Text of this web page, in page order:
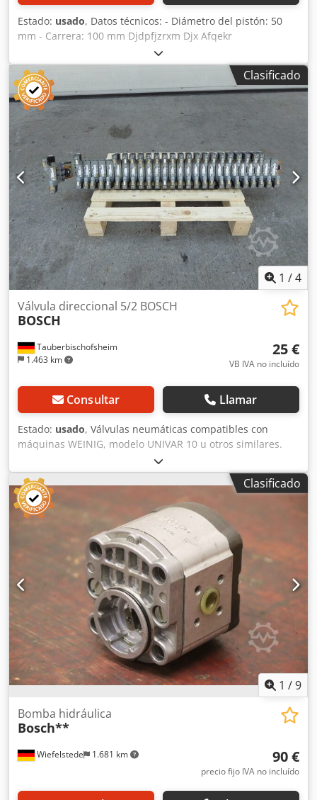
Estado: usado, Datos técnicos: - Diámetro del pistón: 50
mm - Carrera: 100 mm Djdpfjzrxm Djx Afqekr
Clasificado
1 /4
Tauberbischofsheim
1.463 km
Válvula direccional 5/2 BOSCH
BOSCH
25 €
VB IVA no incluído
Consultar Llamar
Estado: usado, Válvulas neumáticas compatibles con
máquinas WEINIG, modelo UNIVAR 10 u otros similares.
Dedpfx Afezrxlaeqekr Accionamiento estándar a ambos
lados o retorno por resorte. Datos técnicos: - Cantidad: 27
Clasificado
1 /9
Wiefelstede 1.681 km
Bomba hidráulica
Bosch**
90 €
precio fijo IVA no incluído